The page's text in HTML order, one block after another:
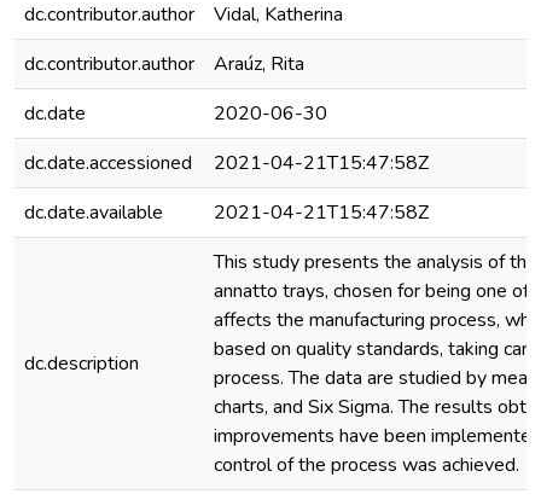
dc.contributor.author
Vidal, Katherina
dc.contributor.author
Araúz, Rita
dc.date
2020-06-30
dc.date.accessioned
2021-04-21T15:47:58Z
dc.date.available
2021-04-21T15:47:58Z
dc.description
This study presents the analysis of
annatto trays, chosen for being one
affects the manufacturing process,
based on quality standards, taking
process. The data are studied by
charts, and Six Sigma. The results
improvements have been
control of the process was achieved.